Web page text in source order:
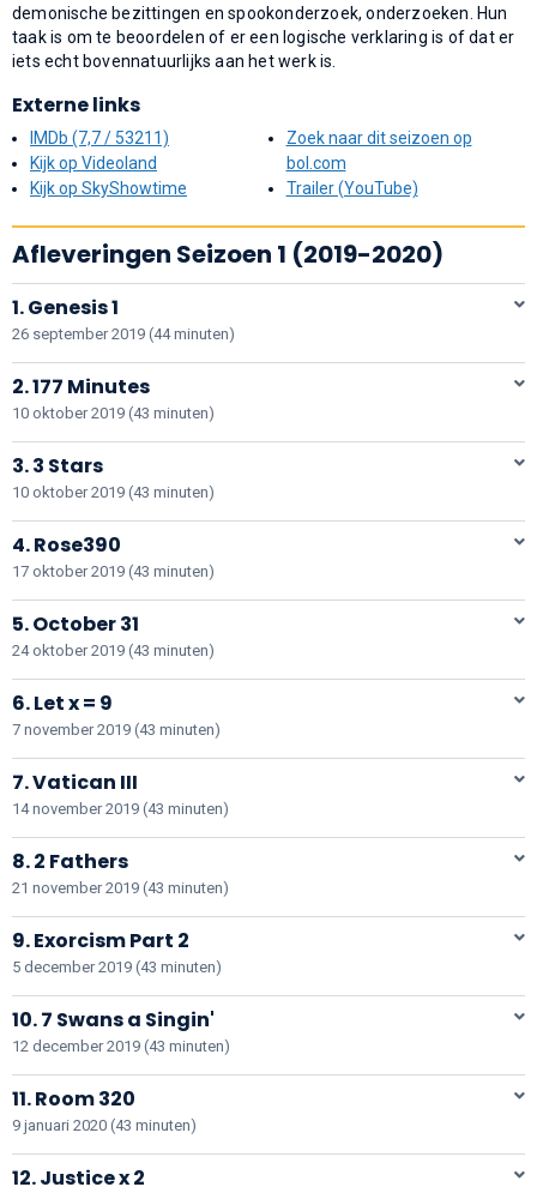
demonische bezittingen en spookonderzoek, onderzoeken. Hun
taak is om te beoordelen of er een logische verklaring is of dat er
iets echt bovennatuurlijks aan het werk is.
Externe links
IMDb (7,7 / 53211)
Kijk op Videoland
Kijk op SkyShowtime
Zoek naar dit seizoen op
bol.com
Trailer (YouTube)
Afleveringen Seizoen 1 (2019-2020)
1. Genesis 1
26 september 2019 (44 minuten)
2. 177 Minutes
10 oktober 2019 (43 minuten)
3. 3 Stars
10 oktober 2019 (43 minuten)
4. Rose390
17 oktober 2019 (43 minuten)
5. October 31
24 oktober 2019 (43 minuten)
6. Let x = 9
7 november 2019 (43 minuten)
7. Vatican III
14 november 2019 (43 minuten)
8. 2 Fathers
21 november 2019 (43 minuten)
9. Exorcism Part 2
5 december 2019 (43 minuten)
10. 7 Swans a Singin'
12 december 2019 (43 minuten)
11. Room 320
9 januari 2020 (43 minuten)
12. Justice x 2